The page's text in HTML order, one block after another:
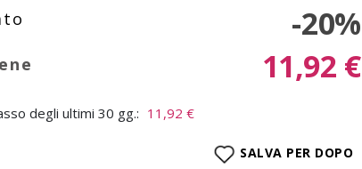
-20%
11,92 €
degli ultimi 30 gg.: 11,92 €
SALVA PER DOPO